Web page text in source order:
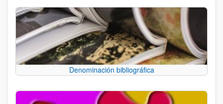
Denominación bibliográfica